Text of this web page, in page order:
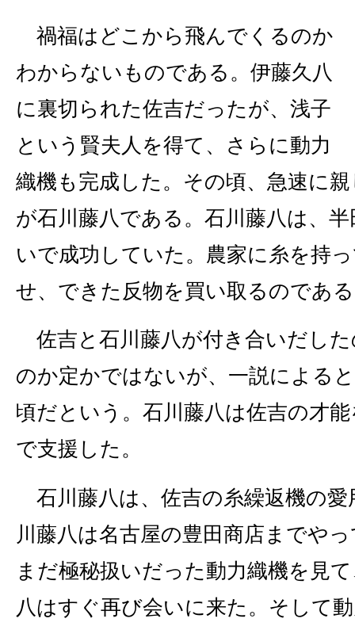
禍福はどこから飛んでくるのか
わからないものである。伊藤久八
に裏切られた佐吉だったが、浅子
という賢夫人を得て、さらに動力
織機も完成した。その頃、急速に
が石川藤八である。石川藤八は、
いで成功していた。農家に糸を持
せ、できた反物を買い取るのであ
佐吉と石川藤八が付き合いだし
のか定かではないが、一説による
頃だという。石川藤八は佐吉の才
で支援した。
石川藤八は、佐吉の糸繰返機の愛
川藤八は名古屋の豊田商店までや
まだ極秘扱いだった動力織機を見
八はすぐ再び会いに来た。そして